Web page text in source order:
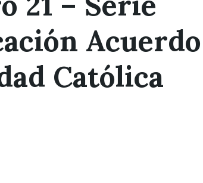
Acuerdo
Católica